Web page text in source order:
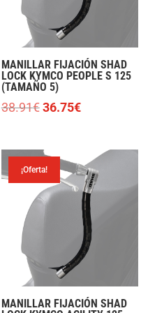
MANILLAR FIJACIÓN SHAD
LOCK KYMCO PEOPLE S 125
(TAMAÑO 5)
38.91€ El
era:
38.91€.
36.75€El
es:
36.75€.
¡Oferta!
MANILLAR FIJACIÓN SHAD